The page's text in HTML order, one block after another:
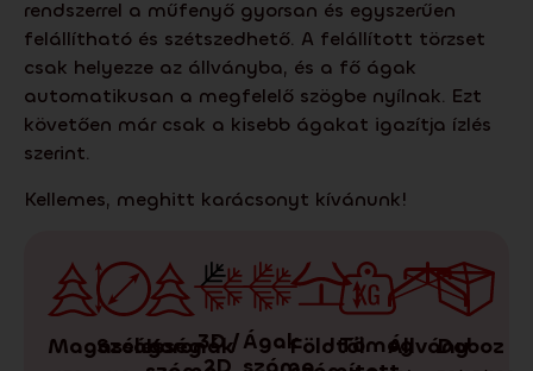
rendszerrel a műfenyő gyorsan és egyszerűen
felállítható és szétszedhető. A felállított törzset
csak helyezze az állványba, és a fő ágak
automatikusan a megfelelő szögbe nyílnak. Ezt
követően már csak a kisebb ágakat igazítja ízlés
szerint.
Kellemes, meghitt karácsonyt kívánunk!
Magasság
Szélesség
Koronák
3D /ÁgakFöldtőlTömegÁllványDoboz